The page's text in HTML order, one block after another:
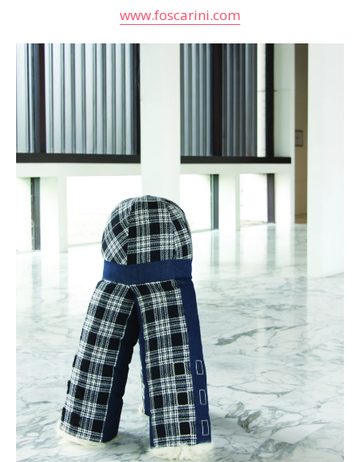
www.foscarini.com